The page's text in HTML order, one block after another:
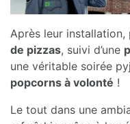
Après leur installation,
de pizzas, suivi d’une
une véritable soirée
popcorns à volonté !
Le tout dans une